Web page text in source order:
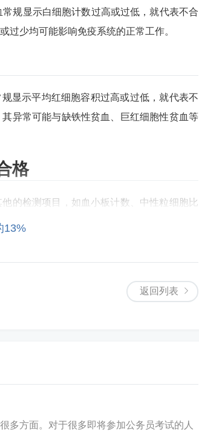
规显示白细胞计数过高或过低，就代表不合
过少均可能影响免疫系统的正常工作。
显示平均红细胞容积过高或过低，就代表不
异常可能与缺铁性贫血、巨红细胞性贫血等
格
的检测项目，如血小板计数、中性粒细胞比
代表入职血常规不合格。
的，不同的指标有不同的正常范围。如果入
查和治疗，以便早日恢复健康。
13%
返回列表
多方面。对于很多即将参加公务员考试的人